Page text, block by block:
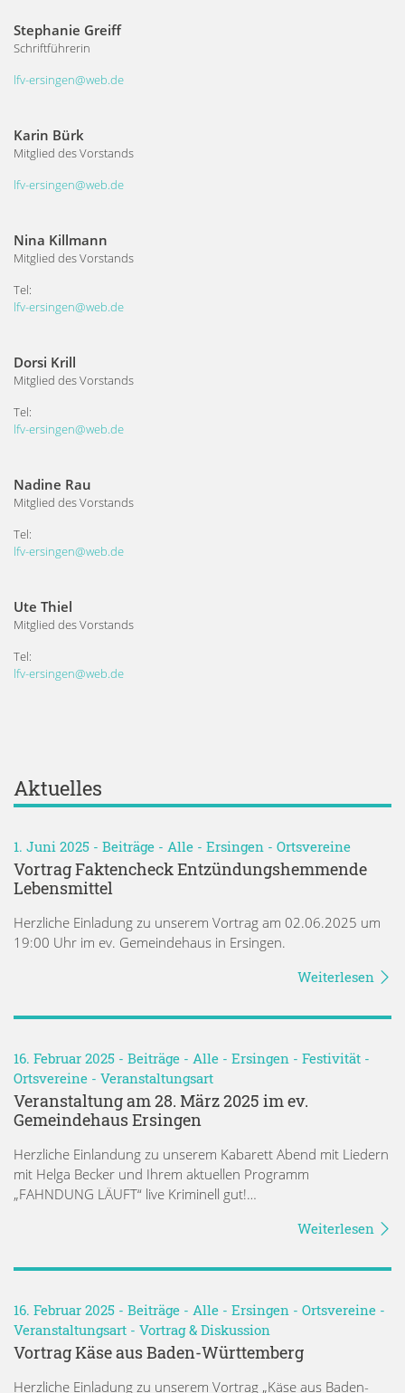
Stephanie Greiff
Schriftführerin
lfv-ersingen@web.de
Karin Bürk
Mitglied des Vorstands
lfv-ersingen@web.de
Nina Killmann
Mitglied des Vorstands
Tel:
lfv-ersingen@web.de
Dorsi Krill
Mitglied des Vorstands
Tel:
lfv-ersingen@web.de
Nadine Rau
Mitglied des Vorstands
Tel:
lfv-ersingen@web.de
Ute Thiel
Mitglied des Vorstands
Tel:
lfv-ersingen@web.de
Aktuelles
1. Juni 2025 - Beiträge - Alle - Ersingen - Ortsvereine
Vortrag Faktencheck Entzündungshemmende
Lebensmittel
Herzliche Einladung zu unserem Vortrag am 02.06.2025 um
19:00 Uhr im ev. Gemeindehaus in Ersingen.
Weiterlesen
16. Februar 2025 - Beiträge - Alle - Ersingen - Festivität -
Ortsvereine - Veranstaltungsart
Veranstaltung am 28. März 2025 im ev.
Gemeindehaus Ersingen
Herzliche Einlandung zu unserem Kabarett Abend mit Liedern
mit Helga Becker und Ihrem aktuellen Programm
„FAHNDUNG LÄUFT“ live Kriminell gut!…
Weiterlesen
16. Februar 2025 - Beiträge - Alle - Ersingen - Ortsvereine -
Veranstaltungsart - Vortrag & Diskussion
Vortrag Käse aus Baden-Württemberg
Herzliche Einladung zu unserem Vortrag „Käse aus Baden-